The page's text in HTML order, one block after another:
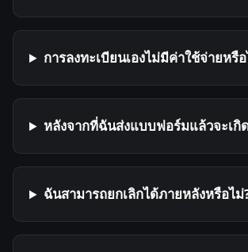
การลงทะเบียนเองไม่มีค่าใช้จ่ายหรื
หลังจากที่ฉันส่งแบบฟอร์มแล้วจะเกิ
ฉันสามารถยกเลิกได้ภายหลังหรือไม่